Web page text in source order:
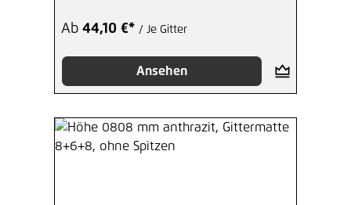
Ab 44,10 €* / Je Gitter
Ansehen